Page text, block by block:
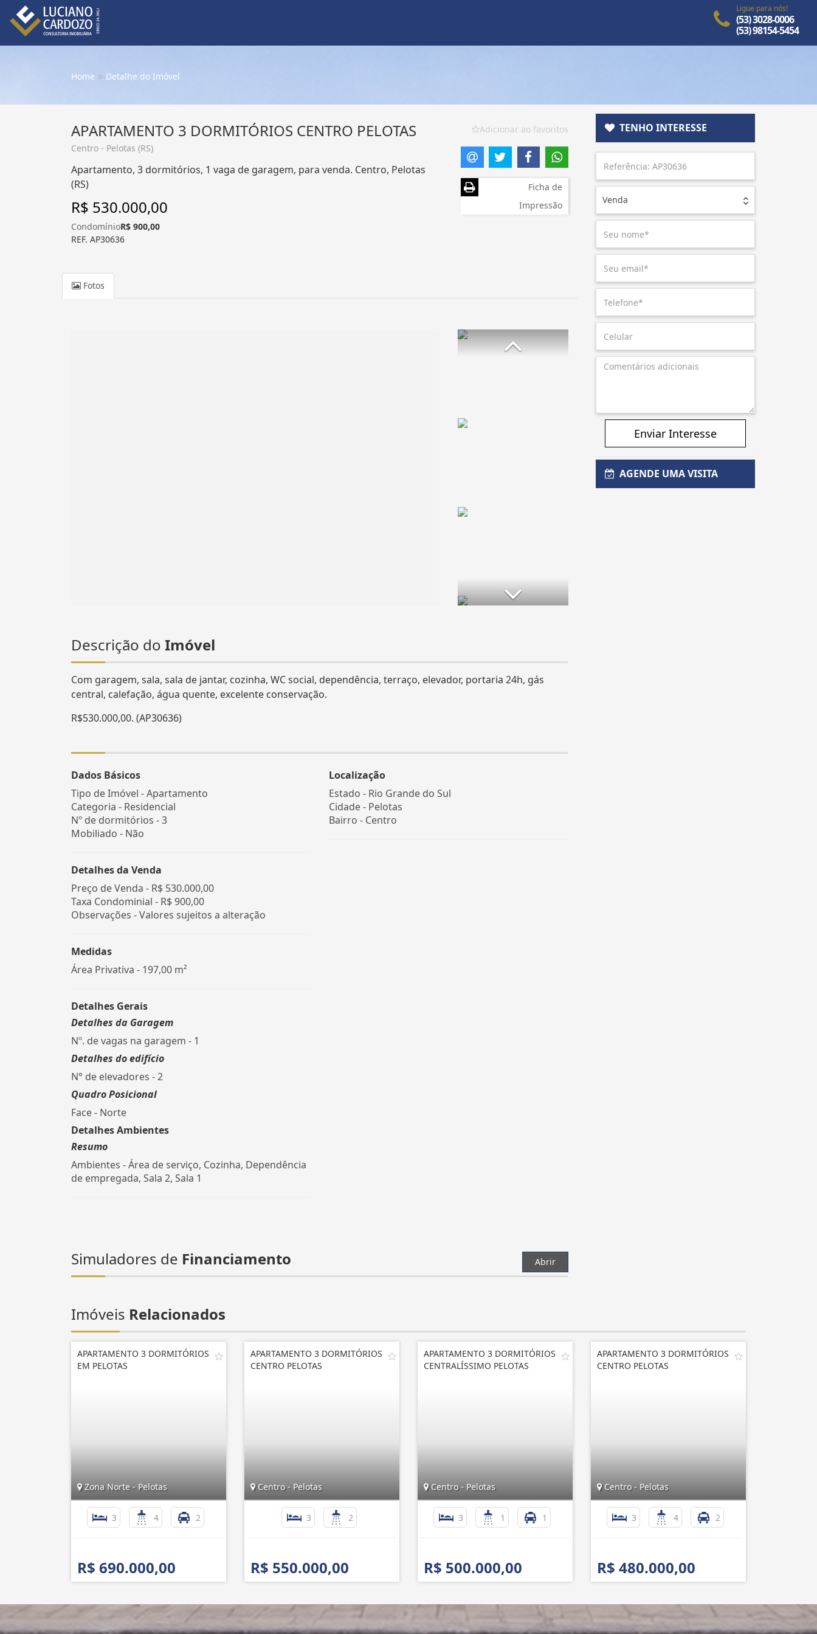
Ligue para nós!
(53) 3028-0006
(53) 98154-5454
Home Detalhe do Imóvel
APARTAMENTO 3 DORMITÓRIOS CENTRO PELOTAS
Centro - Pelotas (RS)
Apartamento, 3 dormitórios, 1 vaga de garagem, para venda. Centro, Pelotas
(RS)
R$ 530.000,00
CondomínioR$ 900,00
REF. AP30636
Adicionar ao favoritos
Ficha de
Impressão
Fotos
Descrição do Imóvel
Com garagem, sala, sala de jantar, cozinha, WC social, dependência, terraço, elevador, portaria 24h, gás
central, calefação, água quente, excelente conservação.
R$530.000,00. (AP30636)
Dados Básicos
Tipo de Imóvel - Apartamento
Categoria - Residencial
Nº de dormitórios - 3
Mobiliado - Não
Detalhes da Venda
Preço de Venda - R$ 530.000,00
Taxa Condominial - R$ 900,00
Observações - Valores sujeitos a alteração
Medidas
Área Privativa - 197,00 m²
Detalhes Gerais
Detalhes da Garagem
Nº. de vagas na garagem - 1
Detalhes do edifício
N° de elevadores - 2
Quadro Posicional
Face - Norte
Detalhes Ambientes
Resumo
Ambientes - Área de serviço, Cozinha, Dependência
de empregada, Sala 2, Sala 1
Localização
Estado - Rio Grande do Sul
Cidade - Pelotas
Bairro - Centro
Simuladores de Financiamento Abrir
TENHO INTERESSE
Venda
Enviar Interesse
AGENDE UMA VISITA
Imóveis Relacionados
APARTAMENTO 3 DORMITÓRIOS
EM PELOTAS
Zona Norte - Pelotas
3 4 2
R$ 690.000,00
APARTAMENTO 3 DORMITÓRIOS
CENTRO PELOTAS
Centro - Pelotas
3 2
R$ 550.000,00
APARTAMENTO 3 DORMITÓRIOS
CENTRALÍSSIMO PELOTAS
Centro - Pelotas
3 1 1
R$ 500.000,00
APARTAMENTO 3 DORMITÓRIOS
CENTRO PELOTAS
Centro - Pelotas
3 4 2
R$ 480.000,00